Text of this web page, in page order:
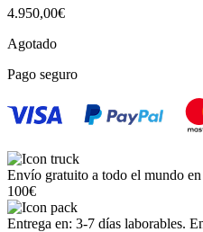
4.950,00€
Agotado
Pago seguro
Envío gratuito a todo el mundo
100€
Entrega en: 3-7 días laborables.